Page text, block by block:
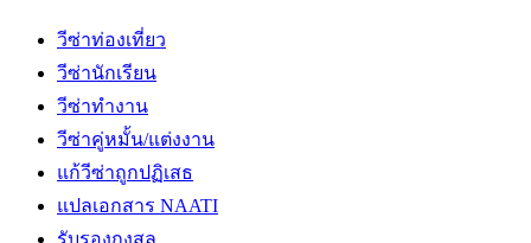
วีซ่าท่องเที่ยว
วีซ่านักเรียน
วีซ่าทำงาน
วีซ่าคู่หมั้น/แต่งงาน
แก้วีซ่าถูกปฏิเสธ
แปลเอกสาร NAATI
รับรองกงสุล